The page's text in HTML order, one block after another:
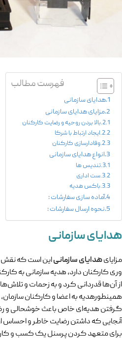
فهرست مطالب
هدایای سازمانی
مزایای هدایای سازمانی
بالا بردن روحیه و رضایت کارکنان
ایجاد ارتباط با شرکا
وفادارسازی کارکنان
انواع هدایای سازمانی
تندیس ها
ست اداری
باکس هدیه
آماده سازی سفارشات :
نحوه ارسال سفارشات :
هدایای سازمانی
مزایایهدایای سازمانیاین است که نقش
وری کارکنان دارد، هدیه سازمانی به
از آن‌ها قدردانی کرد و به زحمات و
همینطورهدیه به اعضا و کارکنان سازمان،
گرفتن هدیه‌ای خاص باعث خوشحالی و
آنجایی که داشتن رضایت خاطر و احساس
برای متعهد کردن پرسنل یک کسب و کار